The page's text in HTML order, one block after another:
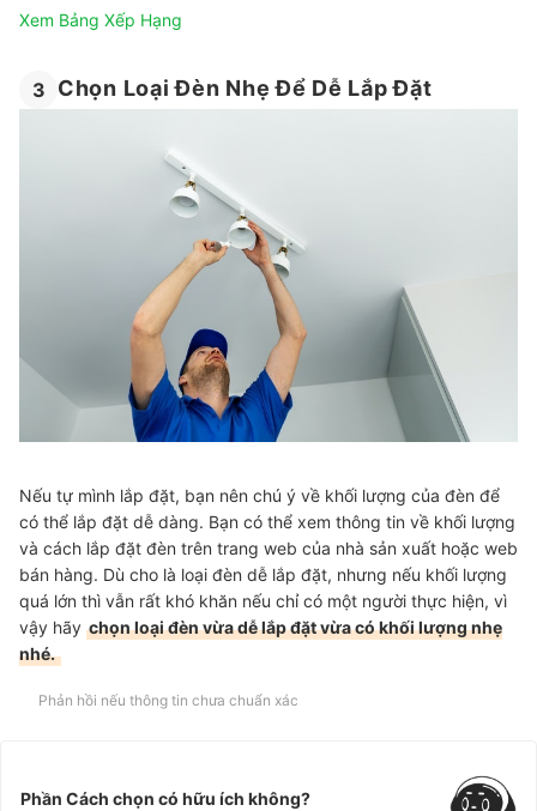
Xem Bảng Xếp Hạng
3 Chọn Loại Đèn Nhẹ Để Dễ Lắp Đặt
Nếu tự mình lắp đặt, bạn nên chú ý về khối lượng của đèn để
có thể lắp đặt dễ dàng. Bạn có thể xem thông tin về khối lượng
và cách lắp đặt đèn trên trang web của nhà sản xuất hoặc web
bán hàng. Dù cho là loại đèn dễ lắp đặt, nhưng nếu khối lượng
quá lớn thì vẫn rất khó khăn nếu chỉ có một người thực hiện, vì
vậy hãy chọn loại đèn vừa dễ lắp đặt vừa có khối lượng nhẹ
nhé.
Phản hồi nếu thông tin chưa chuẩn xác
Phần Cách chọn có hữu ích không?